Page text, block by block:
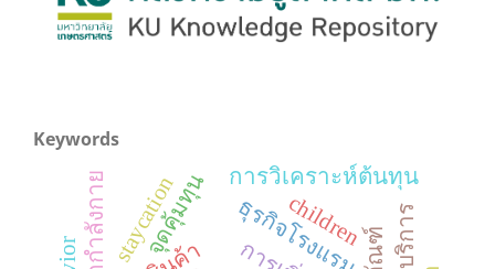
Keywords
ธุรกิจโรงแรม
จุดคุ้มทุน การวิเคราะห์ต้นทุน
children
staycation